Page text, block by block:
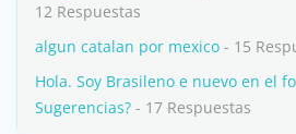
12 Respuestas
algun catalan por mexico - 15
Hola. Soy Brasileno e nuevo en el
Sugerencias? - 17 Respuestas